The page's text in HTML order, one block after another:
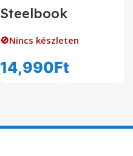
Steelbook
🚫Nincs készleten
14,990Ft